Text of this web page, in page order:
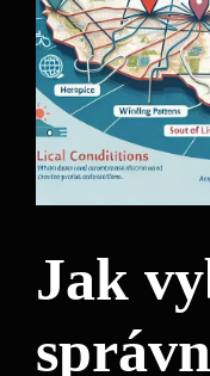
Jak